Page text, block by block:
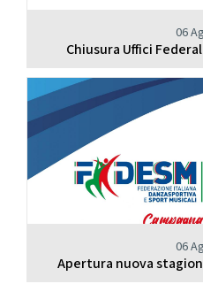
06
Chiusura Uffici
06
Apertura nuova